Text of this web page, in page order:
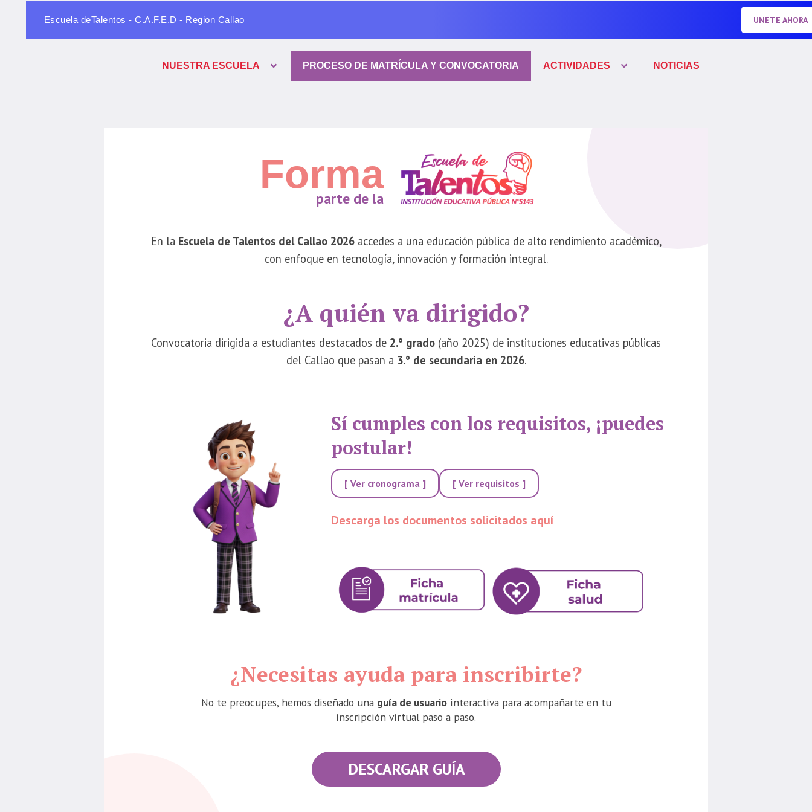
Escuela deTalentos - C.A.F.E.D - Region Callao UNETE AHORA
NUESTRA ESCUELA PROCESO DE MATRÍCULA Y CONVOCATORIA ACTIVIDADES NOTICIAS
Forma
parte de la
En la Escuela de Talentos del Callao 2026accedes a una educación pública de alto rendimiento académico,
con enfoque en tecnología, innovación y formación integral.
¿A quién va dirigido?
Convocatoria dirigida a estudiantes destacados de 2.° grado (año 2025) de instituciones educativas públicas
del Callao que pasan a 3.° de secundaria en 2026.
Sí cumples con los requisitos, ¡puedes
postular!
[ Ver cronograma ] [ Ver requisitos ]
Descarga los documentos solicitados aquí
¿Necesitas ayuda para inscribirte?
No te preocupes, hemos diseñado una guía de usuariointeractiva para acompañarte en tu
inscripción virtual paso a paso.
DESCARGAR GUÍA